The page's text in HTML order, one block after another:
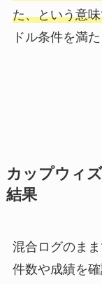
た、という意
ドル条件を満
カップウィ
結果
混合ログのま
件数や成績を